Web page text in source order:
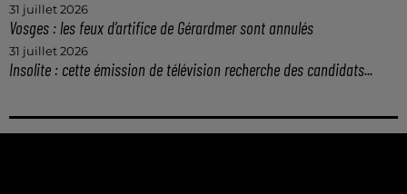
31 juillet 2026
Vosges : les feux d’artifice de Gérardmer sont annulés
31 juillet 2026
Insolite : cette émission de télévision recherche des candidats...